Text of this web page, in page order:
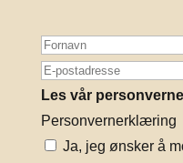
Les vår
Personvernerklæring
Ja, jeg ønsker å